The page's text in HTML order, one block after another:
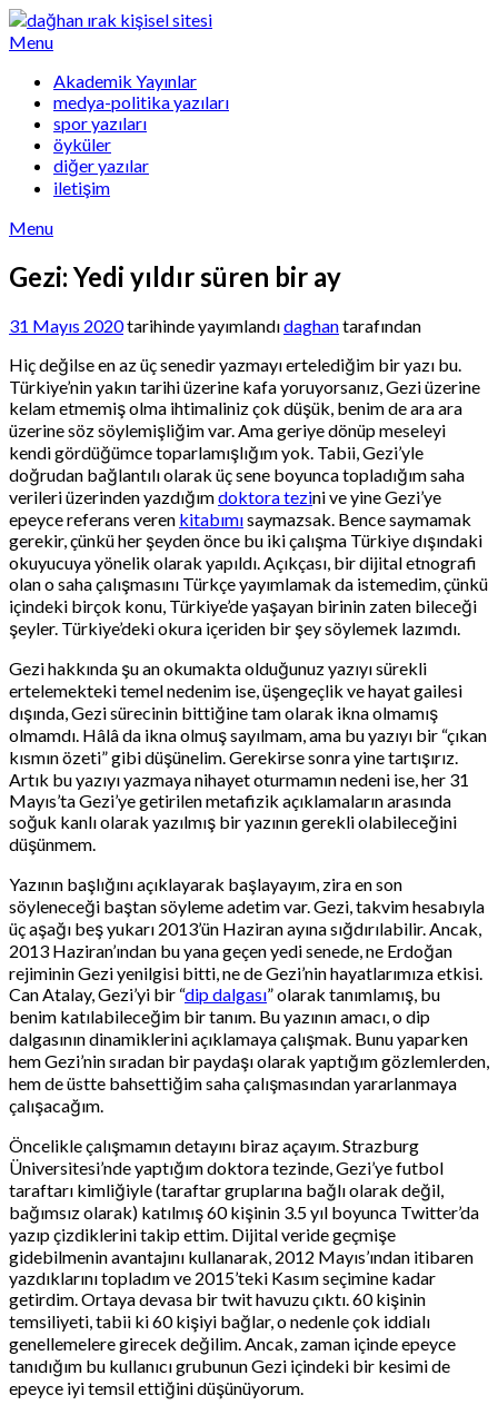
Skip
to
Menu
Akademik Yayınlar
medya-politika yazıları
spor yazıları
öyküler
diğer yazılar
iletişim
Menu
Gezi: Yedi yıldır süren bir ay
31 Mayıs 2020tarihinde yayımlandıdaghantarafından
Hiç değilse en az üç senedir yazmayı ertelediğim bir yazı bu.
Türkiye’nin yakın tarihi üzerine kafa yoruyorsanız, Gezi üzerine
kelam etmemiş olma ihtimaliniz çok düşük, benim de ara ara
üzerine söz söylemişliğim var. Ama geriye dönüp meseleyi
kendi gördüğümce toparlamışlığım yok. Tabii, Gezi’yle
doğrudan bağlantılı olarak üç sene boyunca topladığım saha
verileri üzerinden yazdığımdoktora tezini ve yine Gezi’ye
epeyce referans veren kitabımısaymazsak. Bence saymamak
gerekir, çünkü her şeyden önce bu iki çalışma Türkiye dışındaki
okuyucuya yönelik olarak yapıldı. Açıkçası, bir dijital etnografi
olan o saha çalışmasını Türkçe yayımlamak da istemedim, çünkü
içindeki birçok konu, Türkiye’de yaşayan birinin zaten bileceği
şeyler. Türkiye’deki okura içeriden bir şey söylemek lazımdı.
Gezi hakkında şu an okumakta olduğunuz yazıyı sürekli
ertelemekteki temel nedenim ise, üşengeçlik ve hayat gailesi
dışında, Gezi sürecinin bittiğine tam olarak ikna olmamış
olmamdı. Hâlâ da ikna olmuş sayılmam, ama bu yazıyı bir “çıkan
kısmın özeti” gibi düşünelim. Gerekirse sonra yine tartışırız.
Artık bu yazıyı yazmaya nihayet oturmamın nedeni ise, her 31
Mayıs’ta Gezi’ye getirilen metafizik açıklamaların arasında
soğuk kanlı olarak yazılmış bir yazının gerekli olabileceğini
düşünmem.
Yazının başlığını açıklayarak başlayayım, zira en son
söyleneceği baştan söyleme adetim var. Gezi, takvim hesabıyla
üç aşağı beş yukarı 2013’ün Haziran ayına sığdırılabilir. Ancak,
2013 Haziran’ından bu yana geçen yedi senede, ne Erdoğan
rejiminin Gezi yenilgisi bitti, ne de Gezi’nin hayatlarımıza etkisi.
Can Atalay, Gezi’yi bir “dip dalgası” olarak tanımlamış, bu
benim katılabileceğim bir tanım. Bu yazının amacı, o dip
dalgasının dinamiklerini açıklamaya çalışmak. Bunu yaparken
hem Gezi’nin sıradan bir paydaşı olarak yaptığım gözlemlerden,
hem de üstte bahsettiğim saha çalışmasından yararlanmaya
çalışacağım.
Öncelikle çalışmamın detayını biraz açayım. Strazburg
Üniversitesi’nde yaptığım doktora tezinde, Gezi’ye futbol
taraftarı kimliğiyle (taraftar gruplarına bağlı olarak değil,
bağımsız olarak) katılmış 60 kişinin 3.5 yıl boyunca Twitter’da
yazıp çizdiklerini takip ettim. Dijital veride geçmişe
gidebilmenin avantajını kullanarak, 2012 Mayıs’ından itibaren
yazdıklarını topladım ve 2015’teki Kasım seçimine kadar
getirdim. Ortaya devasa bir twit havuzu çıktı. 60 kişinin
temsiliyeti, tabii ki 60 kişiyi bağlar, o nedenle çok iddialı
genellemelere girecek değilim. Ancak, zaman içinde epeyce
tanıdığım bu kullanıcı grubunun Gezi içindeki bir kesimi de
epeyce iyi temsil ettiğini düşünüyorum.